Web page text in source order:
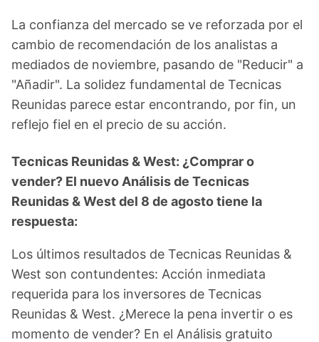
La confianza del mercado se ve reforzada por el
cambio de recomendación de los analistas a
mediados de noviembre, pasando de "Reducir" a
"Añadir". La solidez fundamental de Tecnicas
Reunidas parece estar encontrando, por fin, un
reflejo fiel en el precio de su acción.
Tecnicas Reunidas & West: ¿Comprar o
vender? El nuevo Análisis de Tecnicas
Reunidas & West del 8 de agosto tiene la
respuesta:
Los últimos resultados de Tecnicas Reunidas &
West son contundentes: Acción inmediata
requerida para los inversores de Tecnicas
Reunidas & West. ¿Merece la pena invertir o es
momento de vender? En el Análisis gratuito